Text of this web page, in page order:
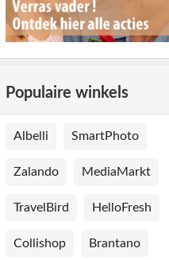
Populaire winkels
Albelli SmartPhoto
Zalando MediaMarkt
TravelBird HelloFresh
Collishop Brantano